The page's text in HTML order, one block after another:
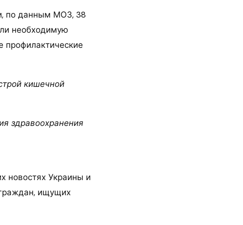
по данным МОЗ, 38
необходимую
кишечной
здравоохранения
новостях Украины и
ищущих